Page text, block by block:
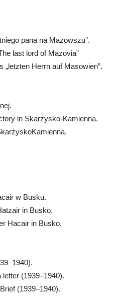
pana na Mazowszu”.
last lord of Mazovia”
„letzten Herrn auf Masowien”.
in Skarżysko­-Kamienna.
w Busku.
in Busko.
Hacair in Busko.
(1939–1940).
(1939–1940).